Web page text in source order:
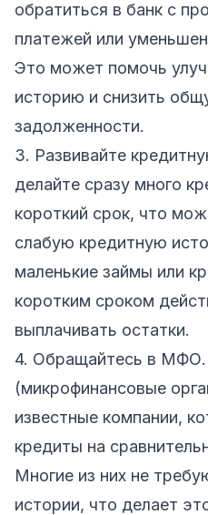
обратиться в банк с
платежей или
Это может помочь
историю и снизить
задолженности.
3. Развивайте
делайте сразу много
короткий срок, что
слабую кредитную
маленькие займы или
коротким сроком
выплачивать остатки.
4. Обращайтесь в
(микрофинансовые
известные компании,
кредиты на
Многие из них не
истории, что делает